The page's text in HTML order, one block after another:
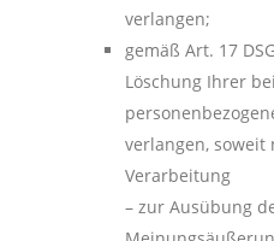
verlangen;
gemäß Art. 17
Löschung Ihrer
verlangen,
Verarbeitung
– zur Ausübung